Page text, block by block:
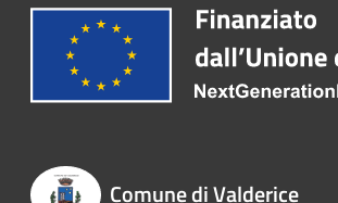
Comune di Valderice